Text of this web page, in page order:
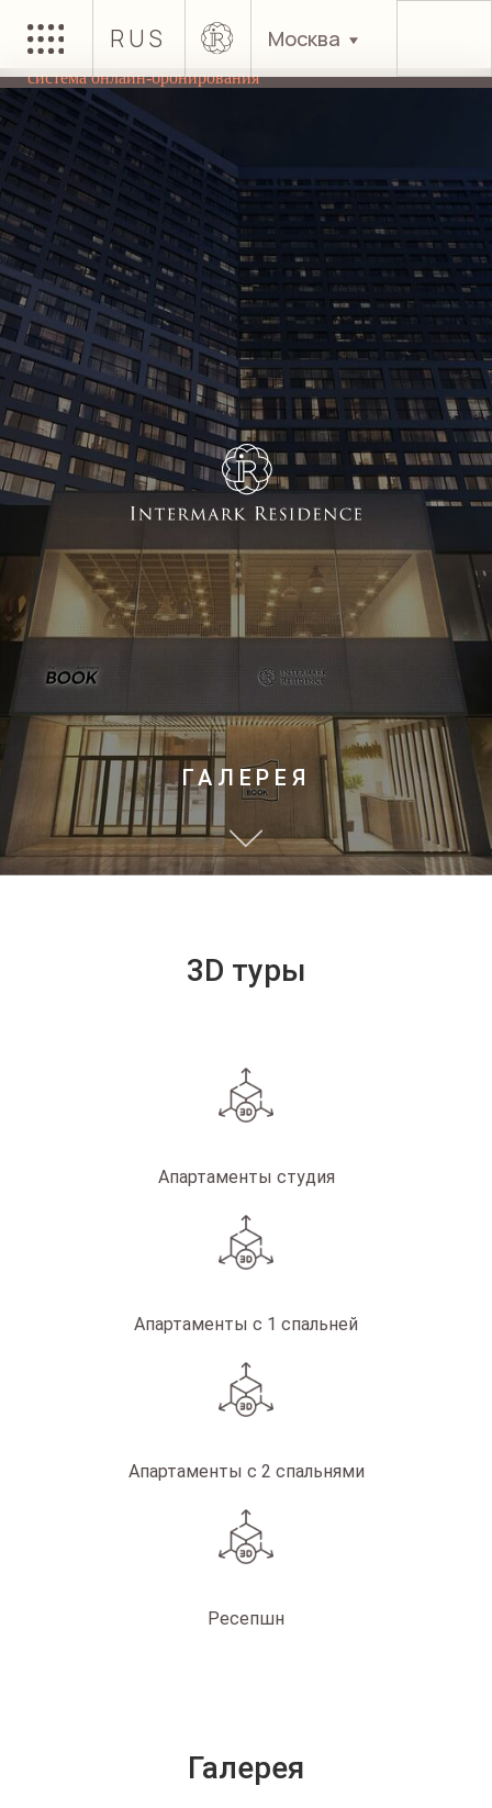
система онлайн-бронирования
RUS Москва
ГАЛЕРЕЯ
3D туры
Апартаменты студия
Апартаменты с 1 спальней
Апартаменты с 2 спальнями
Ресепшн
Галерея